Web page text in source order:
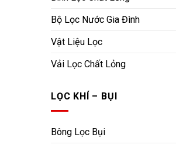
Bộ Lọc Nước Gia Đình
Vật Liệu Lọc
Vải Lọc Chất Lỏng
LỌC KHÍ – BỤI
Bông Lọc Bụi